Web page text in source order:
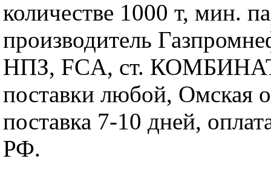
количестве 1000 т, мин.
производитель
НПЗ, FCA, ст.
поставки любой, Омская
поставка 7-10 дней,
РФ.